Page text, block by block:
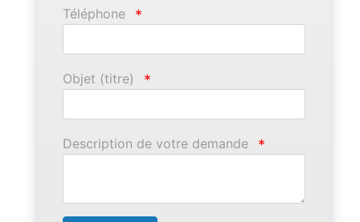
Téléphone *
Objet (titre) *
Description de votre demande *